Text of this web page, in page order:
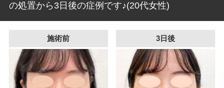
の処置から3日後の症例です♪(20代女性)
施術前 3日後